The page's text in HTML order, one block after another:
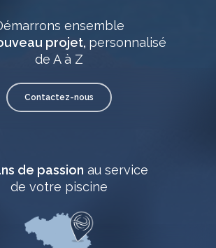
de passion au service
de votre piscine
ensemble
projet, personnalisé
de A à Z
Contactez-nous